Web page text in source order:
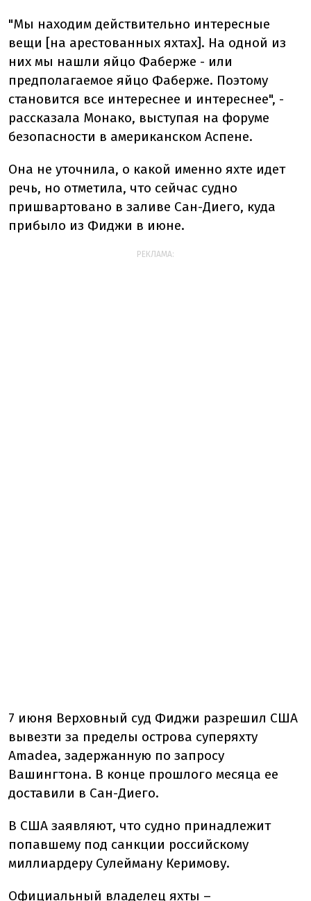
"Мы находим действительно интересные
вещи [на арестованных яхтах]. На одной из
них мы нашли яйцо Фаберже - или
предполагаемое яйцо Фаберже. Поэтому
становится все интереснее и интереснее", -
рассказала Монако, выступая на форуме
безопасности в американском Аспене.
Она не уточнила, о какой именно яхте идет
речь, но отметила, что сейчас судно
пришвартовано в заливе Сан-Диего, куда
прибыло из Фиджи в июне.
РЕКЛАМА:
7 июня Верховный суд Фиджи разрешил США
вывезти за пределы острова суперяхту
Amadea, задержанную по запросу
Вашингтона. В конце прошлого месяца ее
доставили в Сан-Диего.
В США заявляют, что судно принадлежит
попавшему под санкции российскому
миллиардеру Сулейману Керимову.
Официальный владелец яхты –